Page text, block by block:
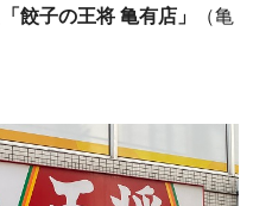
「餃子の王将 亀有店」
（亀